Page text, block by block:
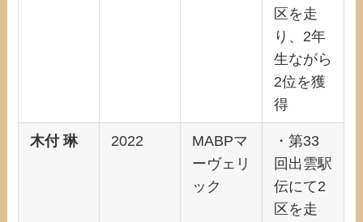
区を走
り、2年
生ながら
2位を獲
得
木付 琳 2022
MABPマ
ーヴェリ
ック
・第33
回出雲駅
伝にて2
区を走